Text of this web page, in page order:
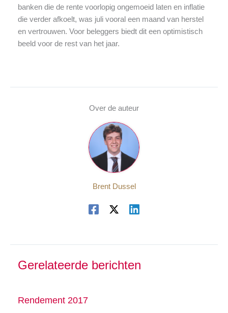
banken die de rente voorlopig ongemoeid laten en inflatie
die verder afkoelt, was juli vooral een maand van herstel
en vertrouwen. Voor beleggers biedt dit een optimistisch
beeld voor de rest van het jaar.
Over de auteur
Brent Dussel
Gerelateerde berichten
Rendement 2017